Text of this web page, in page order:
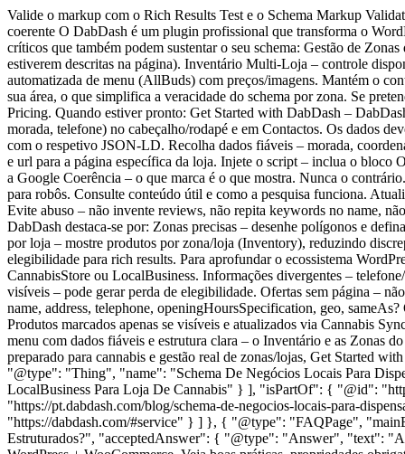
Valide o markup com o Rich Results Test e o Schema Markup
coerente O DabDash é um plugin profissional que transforma o
críticos que também podem sustentar o seu schema: Gestão de
estiverem descritas na página). Inventário Multi‑Loja – controle
automatizada de menu (AllBuds) com preços/imagens. Mantém o
sua área, o que simplifica a veracidade do schema por zona. Se
Pricing. Quando estiver pronto: Get Started with DabDash –
morada, telefone) no cabeçalho/rodapé e em Contactos. Os dados
com o respetivo JSON‑LD. Recolha dados fiáveis – morada,
e url para a página específica da loja. Injete o script – inclua o bloco
a Google Coerência – o que marca é o que mostra. Nunca o
para robôs. Consulte conteúdo útil e como a pesquisa funciona.
Evite abuso – não invente reviews, não repita keywords no name,
DabDash destaca-se por: Zonas precisas – desenhe polígonos e
por loja – mostre produtos por zona/loja (Inventory), reduzindo
elegibilidade para rich results. Para aprofundar o ecossistema
CannabisStore ou LocalBusiness. Informações divergentes –
visíveis – pode gerar perda de elegibilidade. Ofertas sem página –
name, address, telephone, openingHoursSpecification, geo,
Produtos marcados apenas se visíveis e atualizados via Cannabis
menu com dados fiáveis e estrutura clara – o Inventário e as Zonas
preparado para cannabis e gestão real de zonas/lojas, Get Started
"@type": "Thing", "name": "Schema De Negócios Locais Para
LocalBusiness Para Loja De Cannabis" } ], "isPartOf": { "@id":
"https://pt.dabdash.com/blog/schema-de-negocios-locais-para-
"https://dabdash.com/#service" } ] }, { "@type": "FAQPage",
Estruturados?", "acceptedAnswer": { "@type": "Answer", "text":